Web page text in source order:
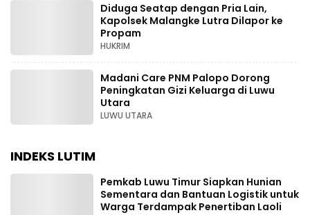
Diduga Seatap dengan Pria Lain,
Kapolsek Malangke Lutra Dilapor ke
Propam
HUKRIM
Madani Care PNM Palopo Dorong
Peningkatan Gizi Keluarga di Luwu
Utara
LUWU UTARA
INDEKS LUTIM
Pemkab Luwu Timur Siapkan Hunian
Sementara dan Bantuan Logistik untuk
Warga Terdampak Penertiban Laoli